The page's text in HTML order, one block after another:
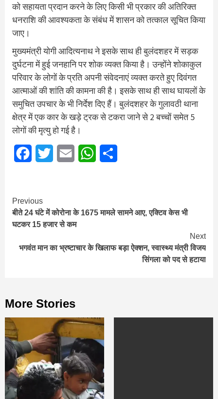
को सहायता प्रदान करने के लिए किसी भी प्रकार की अतिरिक्त
धनराशि की आवश्यकता के संबंध में शासन को तत्काल सूचित किया
जाए।
मुख्यमंत्री योगी आदित्यनाथ ने इसके साथ ही बुलंदशहर में सड़क
दुर्घटना में हुई जनहानि पर शोक व्यक्त किया है। उन्होंने शोकाकुल
परिवार के लोगों के प्रति अपनी संवेदनाएं व्यक्त करते हुए दिवंगत
आत्माओं की शांति की कामना की है। इसके साथ ही साथ घायलों के
समुचित उपचार के भी निर्देश दिए हैं। बुलंदशहर के गुलावठी थाना
क्षेत्र में एक कार के खड़े ट्रक से टकरा जाने से 2 बच्चों समेत 5
लोगों की मृत्यु हो गई है।
FacebookTwitter Email WhatsApp
Continue
Reading
Previous
बीते 24 घंटे में कोरोना के 1675 मामले सामने आए, एक्टिव केस भी
घटकर 15 हजार से कम
Next
भगवंत मान का भ्रष्टाचार के खिलाफ बड़ा ऐक्शन, स्वास्थ्य मंत्री विजय
सिंगला को पद से हटाया
More Stories